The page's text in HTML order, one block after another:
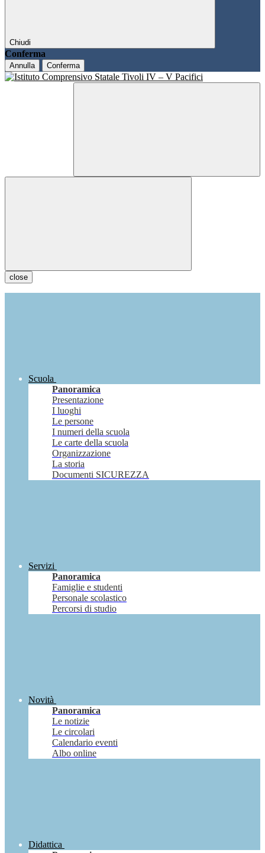
Chiudi
Conferma
Annulla Conferma
close
Scuola
Panoramica
Presentazione
I luoghi
Le persone
I numeri della scuola
Le carte della scuola
Organizzazione
La storia
Documenti SICUREZZA
Servizi
Panoramica
Famiglie e studenti
Personale scolastico
Percorsi di studio
Novità
Panoramica
Le notizie
Le circolari
Calendario eventi
Albo online
Didattica